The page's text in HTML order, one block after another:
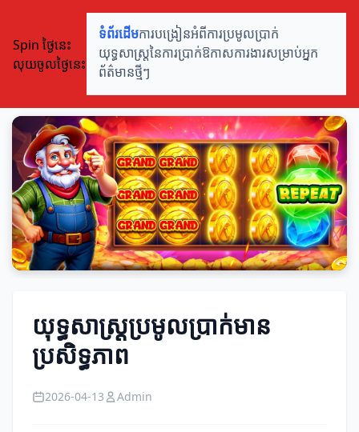
Spin ថ្ងៃនេះ
លុយចូលថ្ងៃនេះ
ទំព័រដើមការបង្រៀនអំពីការប្រមូលប្រាក់
យុទ្ធសាស្ត្រនៃការប្រាក់ឱកាសការងារសម្រាប់អ្នក
ព័ត៌មានថ្មីៗ
យុទ្ធសាស្ត្រប្រមូលប្រាក់មាន
ប្រសិទ្ធភាព
2026-04-13 Admin